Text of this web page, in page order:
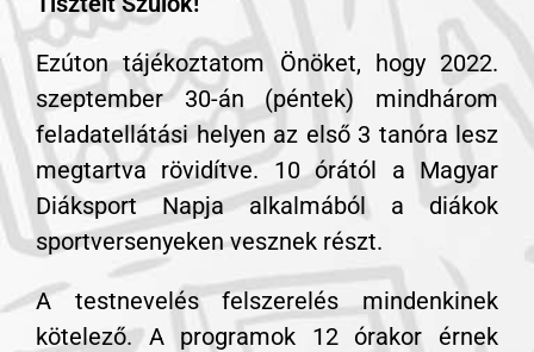
Ezúton tájékoztatom Önöket, hogy 2022.
szeptember 30-án (péntek) mindhárom
feladatellátási helyen az első 3 tanóra lesz
megtartva rövidítve. 10 órától a Magyar
Diáksport Napja alkalmából a diákok
sportversenyeken vesznek részt.
A testnevelés felszerelés mindenkinek
kötelező. A programok 12 órakor érnek